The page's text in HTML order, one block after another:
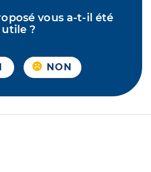
vous a-t-il été
utile ?
NON